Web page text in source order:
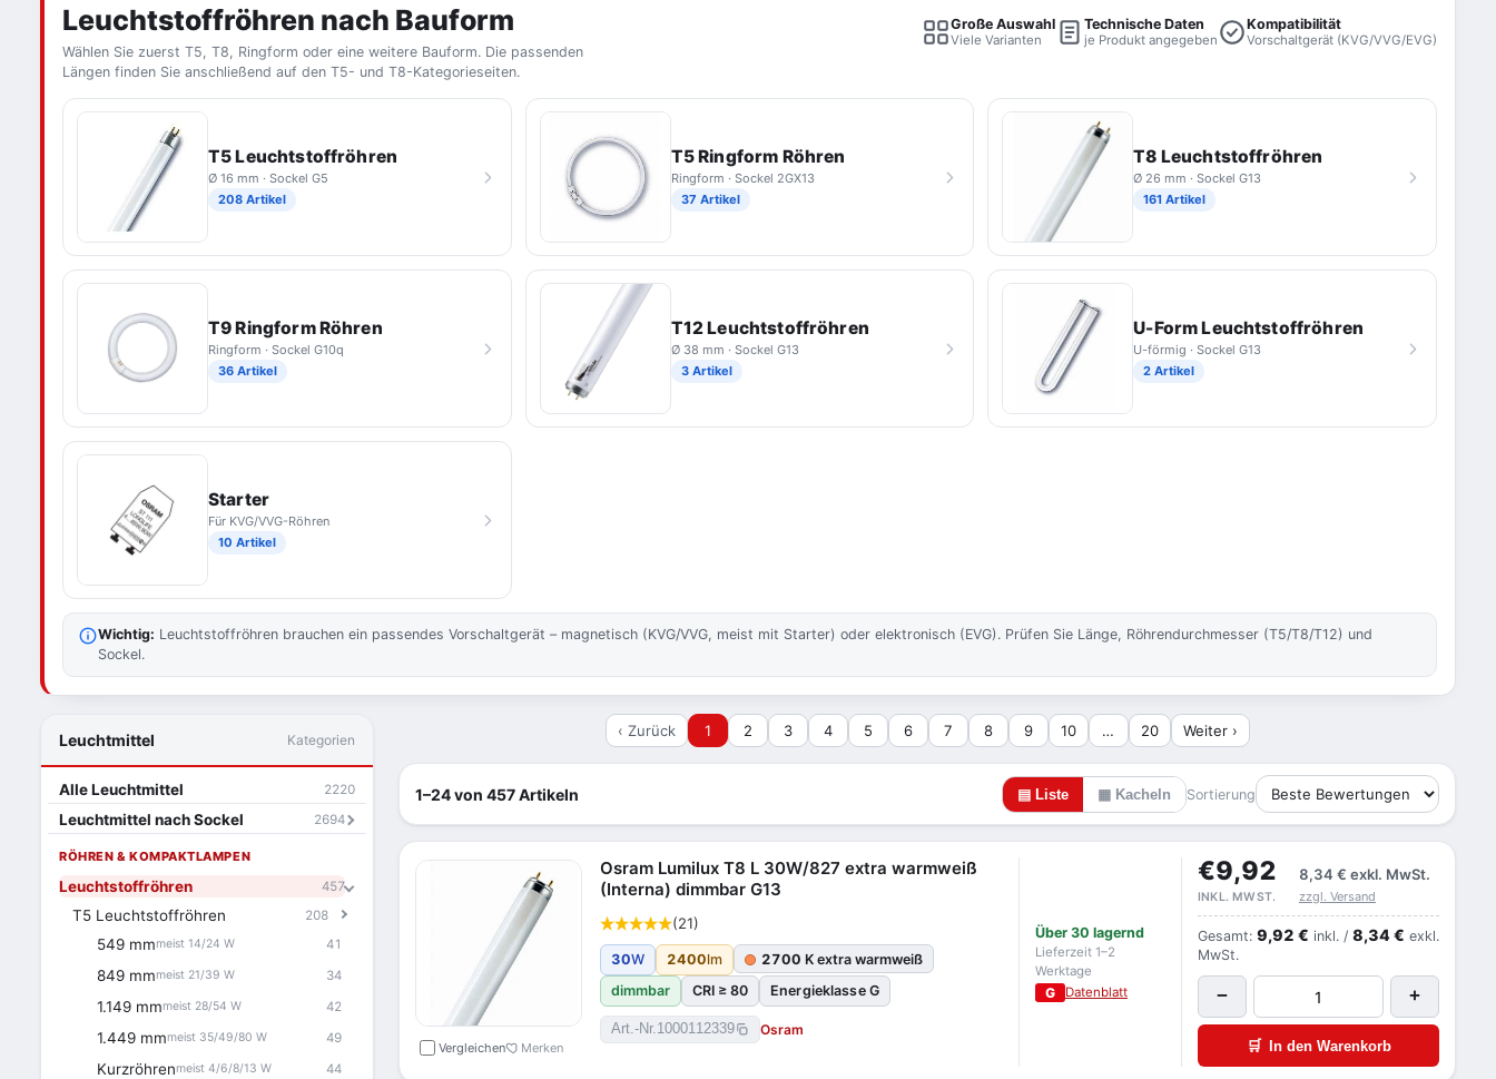
Leuchtstoffröhren nach Bauform
Wählen Sie zuerst T5, T8, Ringform oder eine weitere Bauform. Die passenden
Längen finden Sie anschließend auf den T5- und T8-Kategorieseiten.
Große Auswahl
Viele Varianten
Technische Daten
je Produkt angegeben
Kompatibilität
Vorschaltgerät (KVG/VVG/EVG)
T5 Leuchtstoffröhren
Ø 16 mm · Sockel G5
208 Artikel
T5 Ringform Röhren
Ringform · Sockel 2GX13
37 Artikel
T8 Leuchtstoffröhren
Ø 26 mm · Sockel G13
161 Artikel
T9 Ringform Röhren
Ringform · Sockel G10q
36 Artikel
T12 Leuchtstoffröhren
Ø 38 mm · Sockel G13
3 Artikel
U-Form Leuchtstoffröhren
U-förmig · Sockel G13
2 Artikel
Starter
Für KVG/VVG-Röhren
10 Artikel
Wichtig: Leuchtstoffröhren brauchen ein passendes Vorschaltgerät – magnetisch (KVG/VVG, meist mit Starter) oder elektronisch (EVG). Prüfen Sie Länge, Röhrendurchmesser (T5/T8/T12) und
Sockel.
Leuchtmittel Kategorien
Alle Leuchtmittel 2220
Leuchtmittel nach Sockel 2694
RÖHREN & KOMPAKTLAMPEN
Leuchtstoffröhren 457
T5 Leuchtstoffröhren 208
549 mmmeist 14/24 W 41
849 mmmeist 21/39 W 34
1.149 mmmeist 28/54 W 42
1.449 mmmeist 35/49/80 W 49
Kurzröhrenmeist 4/6/8/13 W 44
‹ Zurück 1 2 3 4 5 6 7 8 9 10 … 20 Weiter ›
1–24 von 457 Artikeln ▤ Liste ▦ Kacheln Sortierung
Vergleichen Merken
Osram Lumilux T8 L 30W/827 extra warmweiß
(Interna) dimmbar G13
(21)
30W 2400lm 2700 K extra warmweiß
dimmbar
CRI ≥ 80 Energieklasse G
Art.-Nr.1000112339 Osram
Über 30 lagernd
Lieferzeit 1–2
Werktage
G Datenblatt
€9,92 8,34 € exkl. MwSt.
INKL. MWST. zzgl. Versand
Gesamt: 9,92 € inkl. / 8,34 € exkl.
MwSt.
− +
🛒 In den Warenkorb